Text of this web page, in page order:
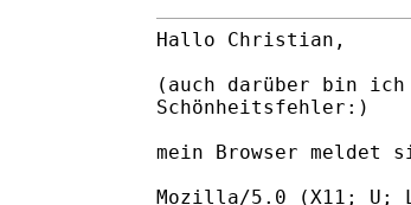
Hallo Christian,
(auch darüber bin
Schönheitsfehler:)
mein Browser meldet
Mozilla/5.0 (X11; U;